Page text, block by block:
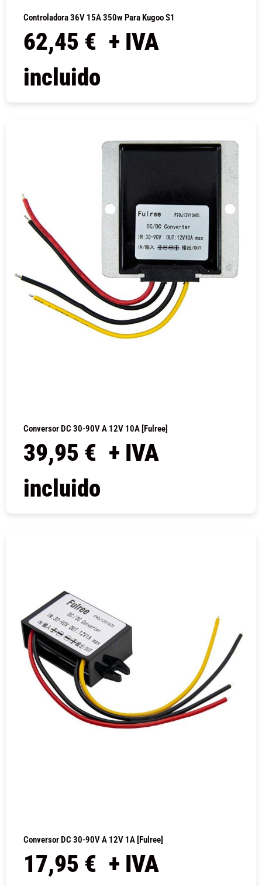
Controladora 36V 15A 350w Para Kugoo S1
62,45 € + IVA
incluido
Conversor DC 30-90V A 12V 10A [Fulree]
39,95 € + IVA
incluido
Conversor DC 30-90V A 12V 1A [Fulree]
17,95 € + IVA